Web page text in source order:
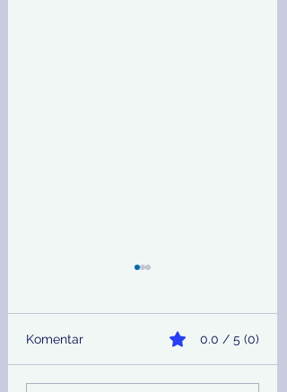
Komentar 0.0 / 5 (0)